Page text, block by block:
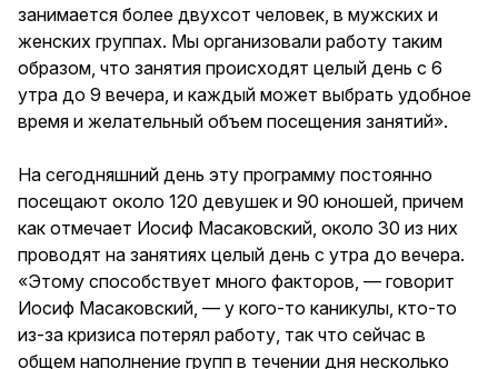
занимается более двухсот человек, в мужских и
женских группах. Мы организовали работу таким
образом, что занятия происходят целый день с 6
утра до 9 вечера, и каждый может выбрать удобное
время и желательный объем посещения занятий».
На сегодняшний день эту программу постоянно
посещают около 120 девушек и 90 юношей, причем
как отмечает Иосиф Масаковский, около 30 из них
проводят на занятиях целый день с утра до вечера.
«Этому способствует много факторов, — говорит
Иосиф Масаковский, — у кого-то каникулы, кто-то
из-за кризиса потерял работу, так что сейчас в
общем наполнение групп в течении дня несколько